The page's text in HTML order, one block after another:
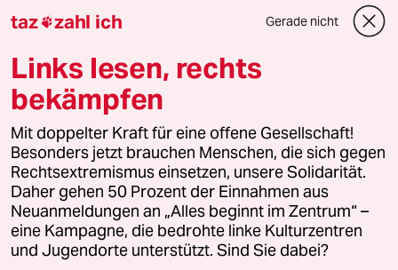
Downloads für Abonnierende
© 2026 taz Verlags und Vertriebs GmbH
Alle Rechte vorbehalten. Bei rechtlichen Fragen oder für Genehmigungen
wenden Sie sich bitte an
lizenzen@taz.de
Feedback Redaktionsstatut Kommune-Richtlinien
Leitlinie Informant Datenschutz Impressum AGB
taz zahl ich Gerade nicht
Links lesen, rechts
bekämpfen
Mit doppelter Kraft für eine offene Gesellschaft!
Besonders jetzt brauchen Menschen, die sich gegen
Rechtsextremismus einsetzen, unsere Solidarität.
Daher gehen 50 Prozent der Einnahmen aus
Neuanmeldungen an „Alles beginnt im Zentrum“ –
eine Kampagne, die bedrohte linke Kulturzentren
und Jugendorte unterstützt. Sind Sie dabei?